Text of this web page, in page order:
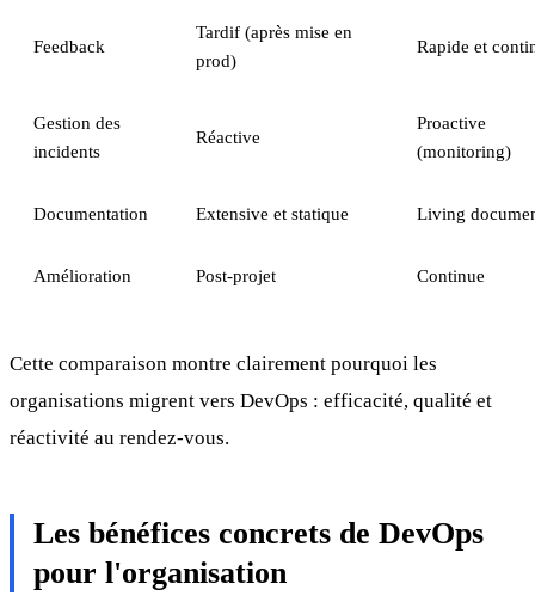
Feedback
Tardif (après mise en
prod)
Rapide et
Gestion des
incidents
Réactive
Proactive
(monitoring)
Documentation Extensive et statique Living
Amélioration Post-projet Continue
Cette comparaison montre clairement pourquoi les
organisations migrent vers DevOps : efficacité, qualité et
réactivité au rendez-vous.
Les bénéfices concrets de DevOps
pour l'organisation